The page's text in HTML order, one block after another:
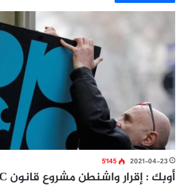
2021-04-23 5٬145